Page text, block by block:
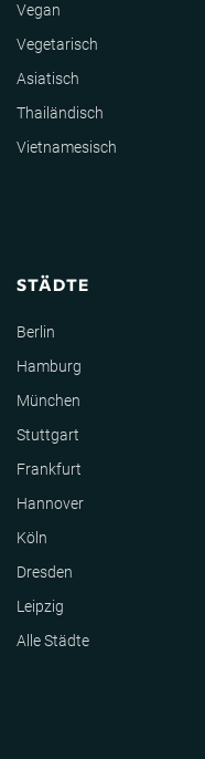
Vegan
Vegetarisch
Asiatisch
Thailändisch
Vietnamesisch
STÄDTE
Berlin
Hamburg
München
Stuttgart
Frankfurt
Hannover
Köln
Dresden
Leipzig
Alle Städte